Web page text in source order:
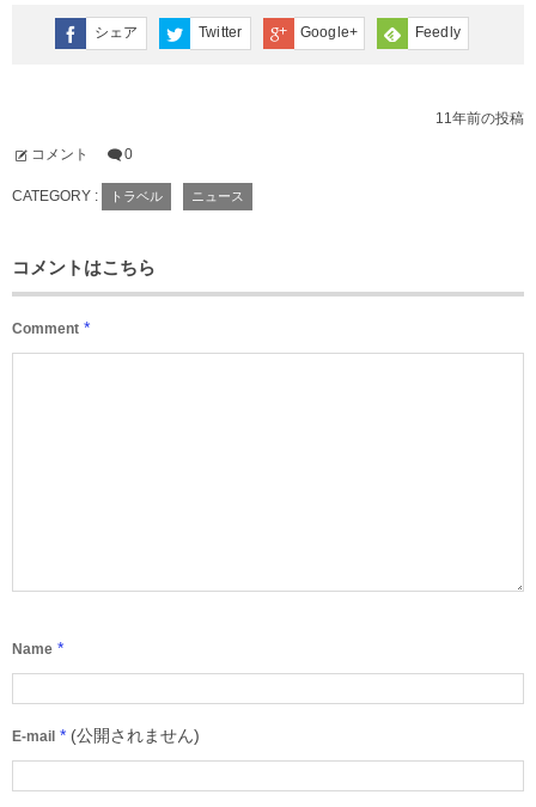
シェア Twitter Google+ Feedly
11年前の投稿
コメント 0
CATEGORY : トラベル ニュース
コメントはこちら
Comment *
Name *
E-mail * (公開されません)